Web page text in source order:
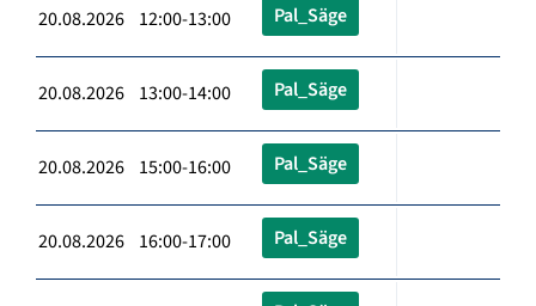
20.08.2026 12:00-13:00 Pal_Säge
20.08.2026 13:00-14:00 Pal_Säge
20.08.2026 15:00-16:00 Pal_Säge
20.08.2026 16:00-17:00 Pal_Säge